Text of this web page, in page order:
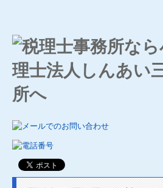
ホーム
事務所の特長
事務所案内
事務所紹介